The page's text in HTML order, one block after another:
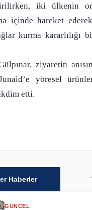
iki ülkenin
içinde hareket
kurma kararlılığı
ziyaretin
yöresel
etti.
Haberler
GÜNCEL